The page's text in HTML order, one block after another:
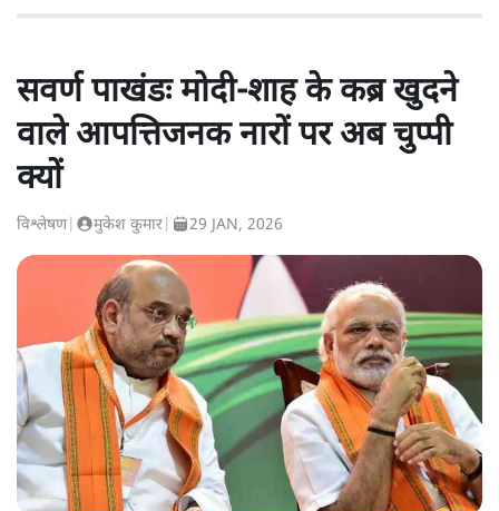
सवर्ण पाखंडः मोदी-शाह के कब्र खुदने
वाले आपत्तिजनक नारों पर अब चुप्पी
क्यों
विश्लेषण| मुकेश कुमार 29 JAN, 2026